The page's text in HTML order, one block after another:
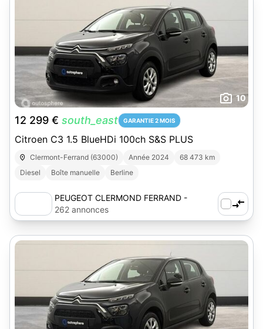
10
12 299 € south_east GARANTIE 2 MOIS
Citroen C3 1.5 BlueHDi 100ch S&S PLUS
Clermont-Ferrand (63000) Année 2024
68 473 km
Diesel
Boîte manuelle Berline
PEUGEOT CLERMOND FERRAND -
AUTOSPHERE
262 annonces